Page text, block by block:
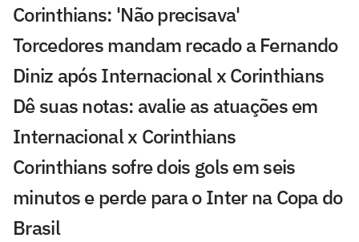
Corinthians: 'Não precisava'
Torcedores mandam recado a Fernando
Diniz após Internacional x Corinthians
Dê suas notas: avalie as atuações em
Internacional x Corinthians
Corinthians sofre dois gols em seis
minutos e perde para o Inter na Copa do
Brasil